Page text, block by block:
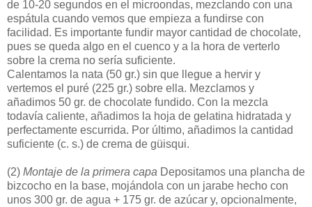
de 10-20 segundos en el microondas, mezclando con una
espátula cuando vemos que empieza a fundirse con
facilidad. Es importante fundir mayor cantidad de chocolate,
pues se queda algo en el cuenco y a la hora de verterlo
sobre la crema no sería suficiente.
Calentamos la nata (50 gr.) sin que llegue a hervir y
vertemos el puré (225 gr.) sobre ella. Mezclamos y
añadimos 50 gr. de chocolate fundido. Con la mezcla
todavía caliente, añadimos la hoja de gelatina hidratada y
perfectamente escurrida. Por último, añadimos la cantidad
suficiente (c. s.) de crema de güisqui.
(2) Montaje de la primera capa Depositamos una plancha de
bizcocho en la base, mojándola con un jarabe hecho con
unos 300 gr. de agua + 175 gr. de azúcar y, opcionalmente,